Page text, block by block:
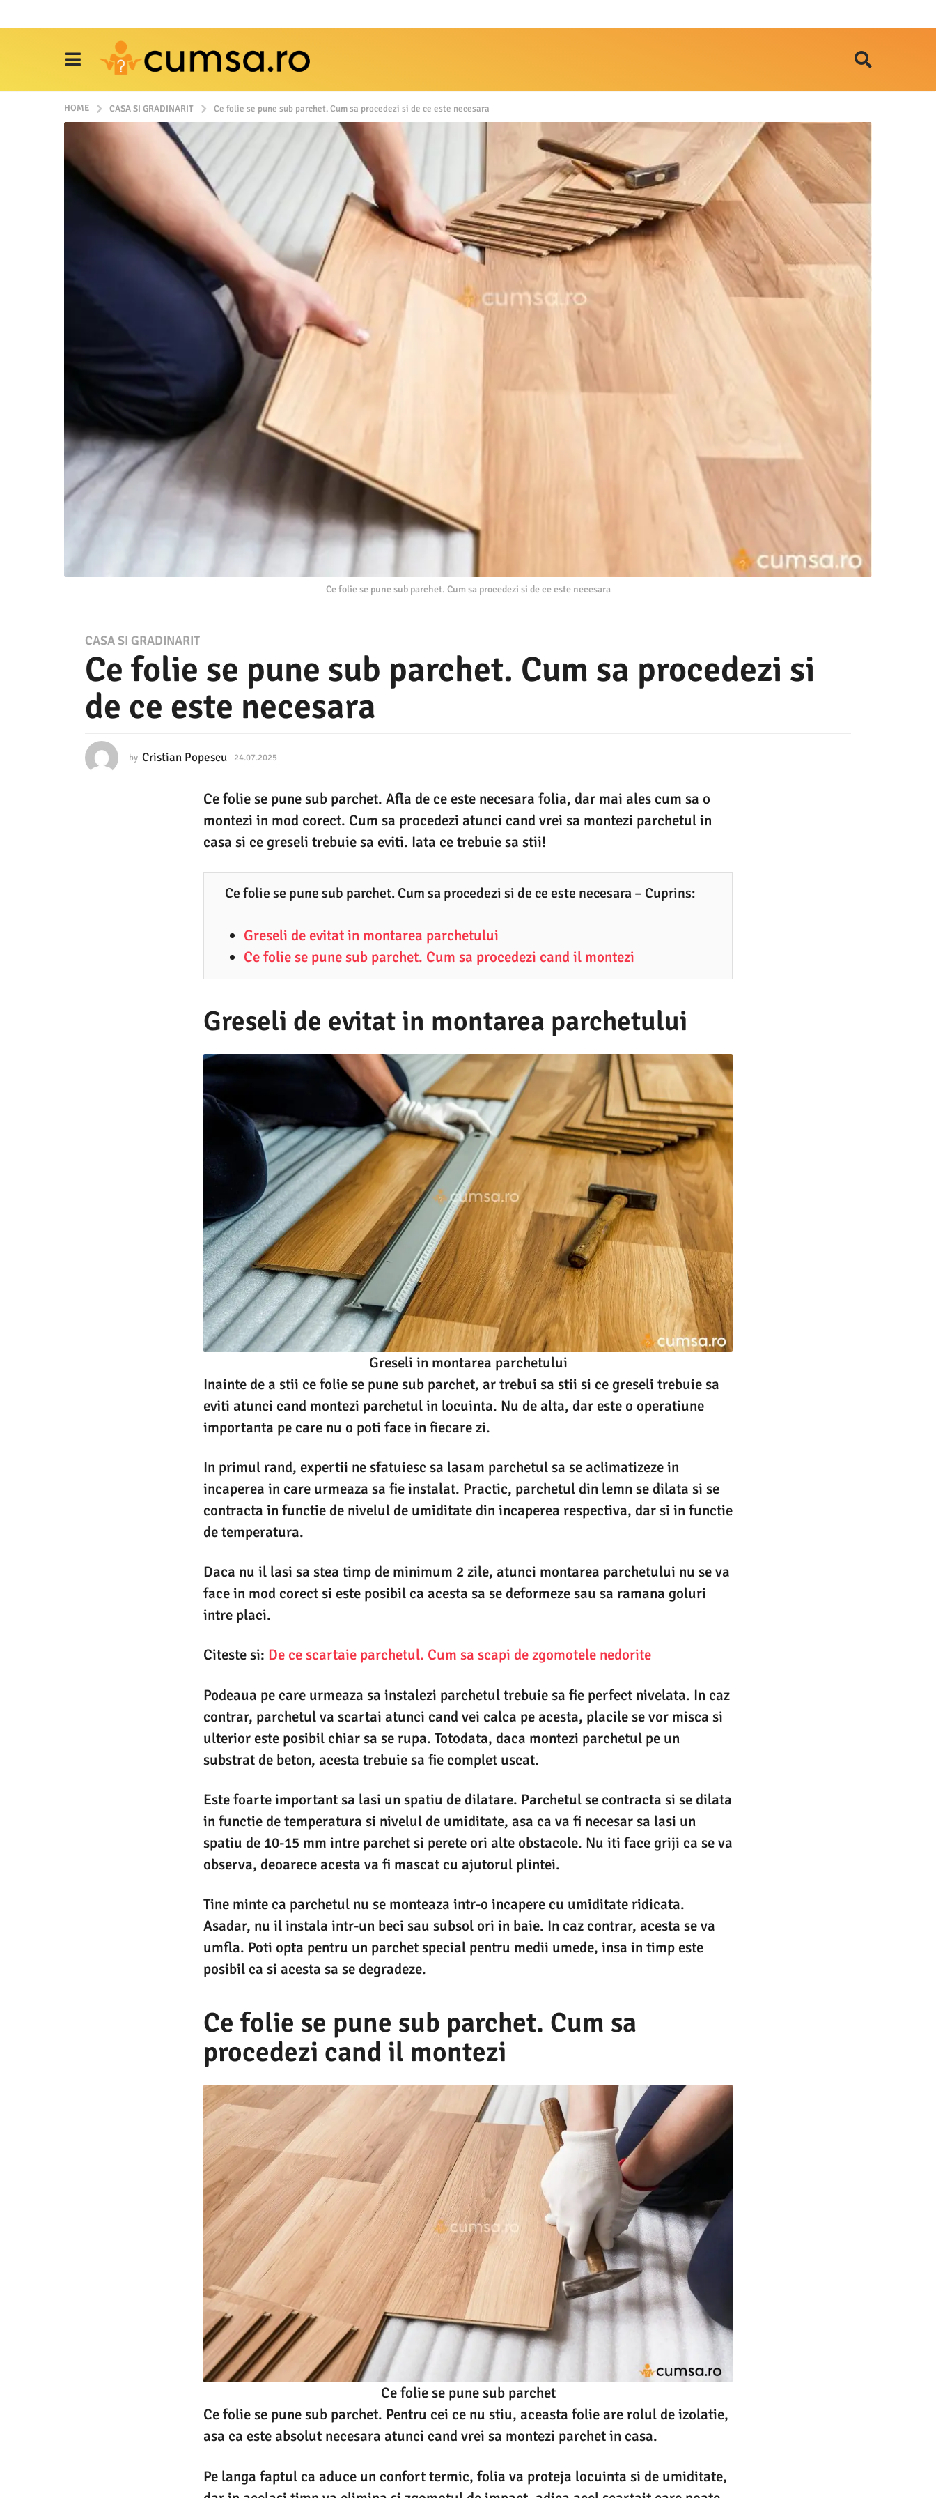
HOME CASA SI GRADINARIT Ce folie se pune sub parchet. Cum sa procedezi si de ce este necesara
Ce folie se pune sub parchet. Cum sa procedezi si de ce este necesara
2
4
.
0
.
2
CASA SI GRADINARIT
Ce folie se pune sub parchet. Cum sa procedezi si
de ce este necesara
by Cristian Popescu 24.07.2025
0
.
2
0
5
Ce folie se pune sub parchet. Afla de ce este necesara folia, dar mai ales cum sa o
montezi in mod corect. Cum sa procedezi atunci cand vrei sa montezi parchetul in
casa si ce greseli trebuie sa eviti. Iata ce trebuie sa stii!
Ce folie se pune sub parchet. Cum sa procedezi si de ce este necesara – Cuprins:
Greseli de evitat in montarea parchetului
Ce folie se pune sub parchet. Cum sa procedezi cand il montezi
Greseli de evitat in montarea parchetului
Greseli in montarea parchetului
Inainte de a stii ce folie se pune sub parchet, ar trebui sa stii si ce greseli trebuie sa
eviti atunci cand montezi parchetul in locuinta. Nu de alta, dar este o operatiune
importanta pe care nu o poti face in fiecare zi.
In primul rand, expertii ne sfatuiesc sa lasam parchetul sa se aclimatizeze in
incaperea in care urmeaza sa fie instalat. Practic, parchetul din lemn se dilata si se
contracta in functie de nivelul de umiditate din incaperea respectiva, dar si in functie
de temperatura.
Daca nu il lasi sa stea timp de minimum 2 zile, atunci montarea parchetului nu se va
face in mod corect si este posibil ca acesta sa se deformeze sau sa ramana goluri
intre placi.
Citeste si: De ce scartaie parchetul. Cum sa scapi de zgomotele nedorite
Podeaua pe care urmeaza sa instalezi parchetul trebuie sa fie perfect nivelata. In caz
contrar, parchetul va scartai atunci cand vei calca pe acesta, placile se vor misca si
ulterior este posibil chiar sa se rupa. Totodata, daca montezi parchetul pe un
substrat de beton, acesta trebuie sa fie complet uscat.
Este foarte important sa lasi un spatiu de dilatare. Parchetul se contracta si se dilata
in functie de temperatura si nivelul de umiditate, asa ca va fi necesar sa lasi un
spatiu de 10-15 mm intre parchet si perete ori alte obstacole. Nu iti face griji ca se va
observa, deoarece acesta va fi mascat cu ajutorul plintei.
Tine minte ca parchetul nu se monteaza intr-o incapere cu umiditate ridicata.
Asadar, nu il instala intr-un beci sau subsol ori in baie. In caz contrar, acesta se va
umfla. Poti opta pentru un parchet special pentru medii umede, insa in timp este
posibil ca si acesta sa se degradeze.
Ce folie se pune sub parchet. Cum sa
procedezi cand il montezi
Ce folie se pune sub parchet
Ce folie se pune sub parchet. Pentru cei ce nu stiu, aceasta folie are rolul de izolatie,
asa ca este absolut necesara atunci cand vrei sa montezi parchet in casa.
Pe langa faptul ca aduce un confort termic, folia va proteja locuinta si de umiditate,